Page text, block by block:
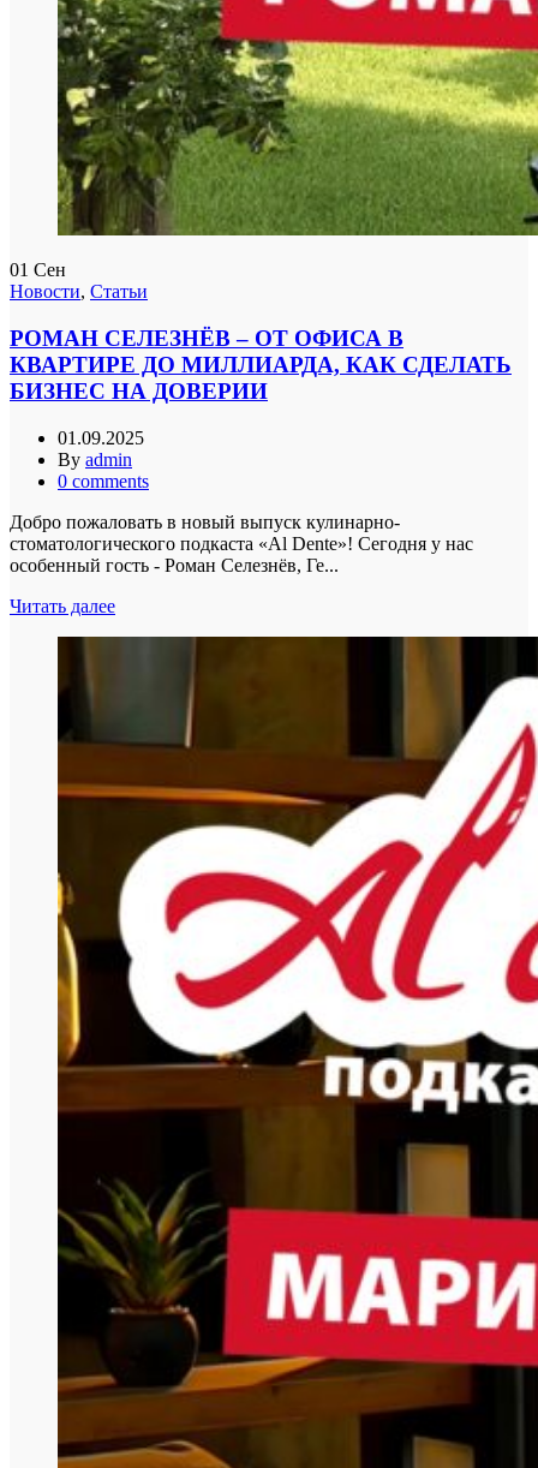
01 Сен
Новости, Статьи
РОМАН СЕЛЕЗНЁВ – ОТ ОФИСА В
КВАРТИРЕ ДО МИЛЛИАРДА, КАК СДЕЛАТЬ
БИЗНЕС НА ДОВЕРИИ
01.09.2025
By admin
0 comments
Добро пожаловать в новый выпуск кулинарно-
стоматологического подкаста «Al Dente»! Сегодня у нас
особенный гость - Роман Селезнёв, Ге...
Читать далее